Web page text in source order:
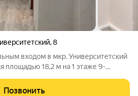
,8
входом в мкр. Университетский
площадью 18,2 м на 1 этаже 9-
сдачи в аренду или инвестиций.
Позвонить